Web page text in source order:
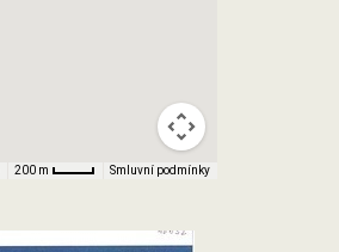
200 m Smluvní podmínky